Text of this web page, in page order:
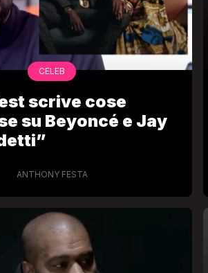
CELEB
scrive cose
su Beyoncé e Jay
ANTHONY FESTA
FABIANO MINACCI